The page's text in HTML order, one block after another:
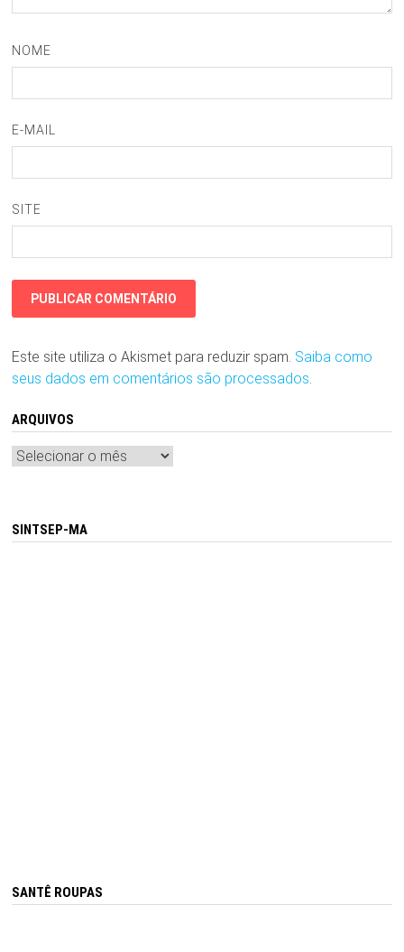
NOME
E-MAIL
SITE
Este site utiliza o Akismet para reduzir spam. Saiba como
seus dados em comentários são processados.
ARQUIVOS
Arquivos
SINTSEP-MA
SANTÊ ROUPAS